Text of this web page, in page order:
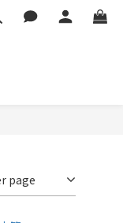
page